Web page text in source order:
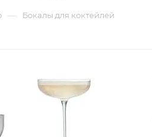
— Бокалы для коктейлей